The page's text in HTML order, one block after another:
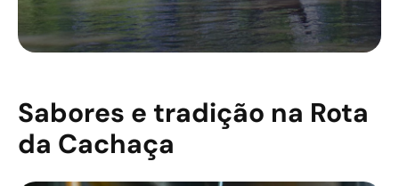
Sabores e tradição na Rota
da Cachaça